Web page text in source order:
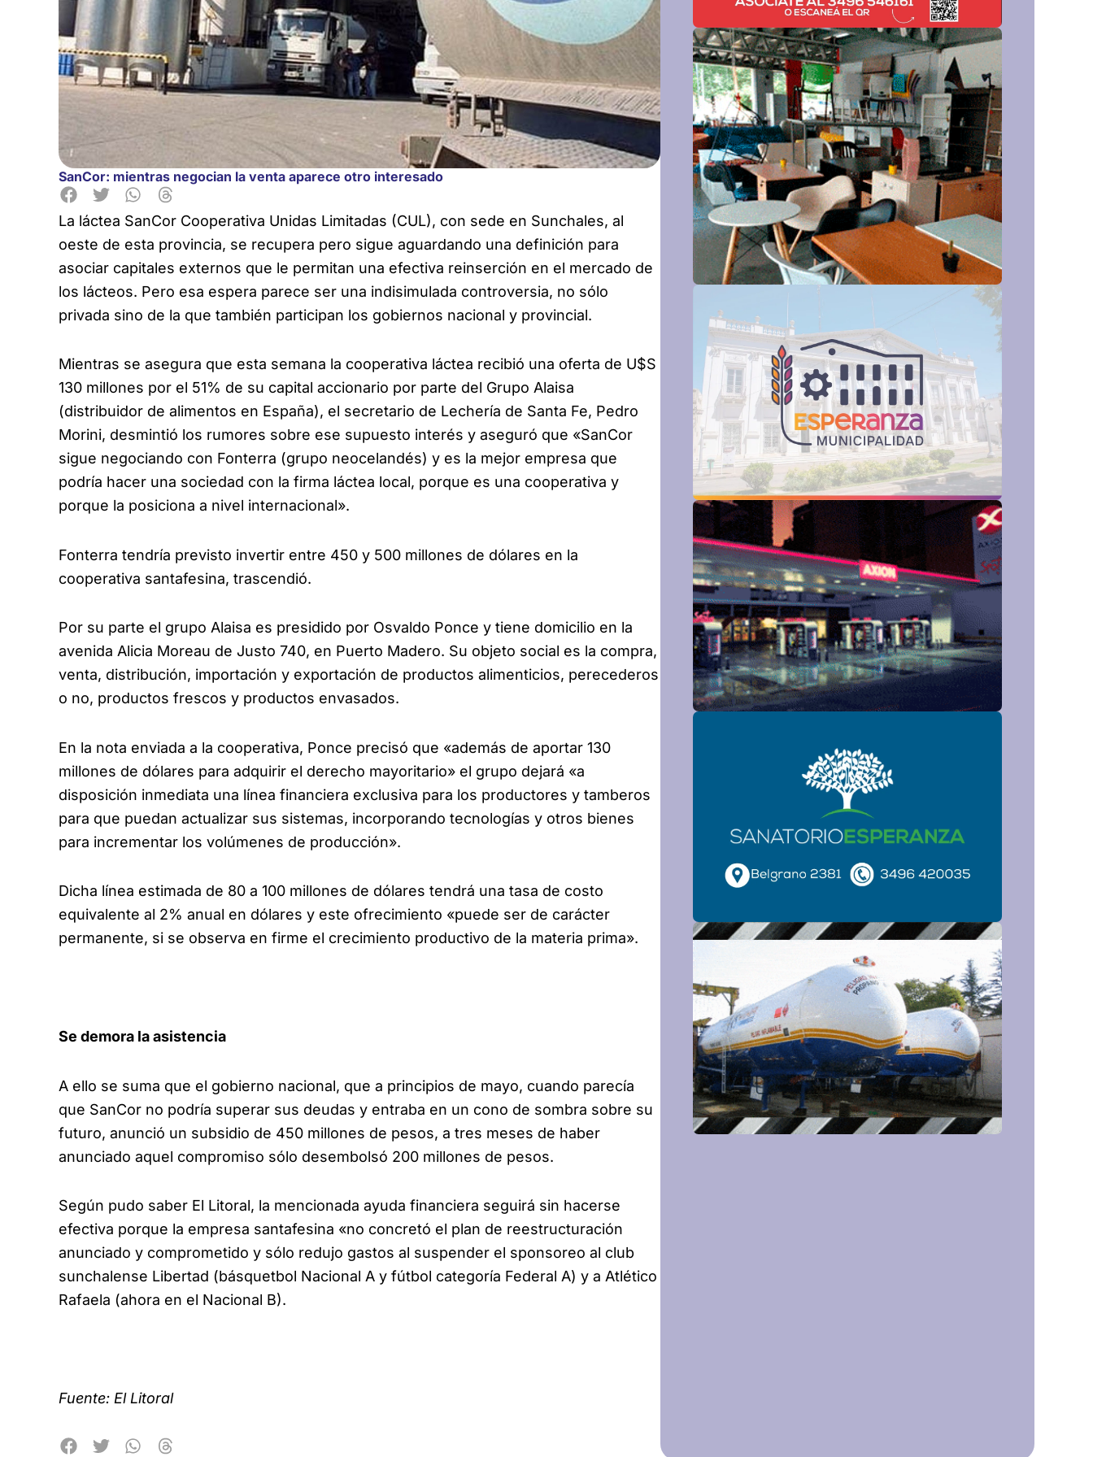
SanCor: mientras negocian la venta aparece otro interesado
La láctea SanCor Cooperativa Unidas Limitadas (CUL), con sede en Sunchales, al
oeste de esta provincia, se recupera pero sigue aguardando una definición para
asociar capitales externos que le permitan una efectiva reinserción en el mercado de
los lácteos. Pero esa espera parece ser una indisimulada controversia, no sólo
privada sino de la que también participan los gobiernos nacional y provincial.
Mientras se asegura que esta semana la cooperativa láctea recibió una oferta de U$S
130 millones por el 51% de su capital accionario por parte del Grupo Alaisa
(distribuidor de alimentos en España), el secretario de Lechería de Santa Fe, Pedro
Morini, desmintió los rumores sobre ese supuesto interés y aseguró que «SanCor
sigue negociando con Fonterra (grupo neocelandés) y es la mejor empresa que
podría hacer una sociedad con la firma láctea local, porque es una cooperativa y
porque la posiciona a nivel internacional».
Fonterra tendría previsto invertir entre 450 y 500 millones de dólares en la
cooperativa santafesina, trascendió.
Por su parte el grupo Alaisa es presidido por Osvaldo Ponce y tiene domicilio en la
avenida Alicia Moreau de Justo 740, en Puerto Madero. Su objeto social es la compra,
venta, distribución, importación y exportación de productos alimenticios, perecederos
o no, productos frescos y productos envasados.
En la nota enviada a la cooperativa, Ponce precisó que «además de aportar 130
millones de dólares para adquirir el derecho mayoritario» el grupo dejará «a
disposición inmediata una línea financiera exclusiva para los productores y tamberos
para que puedan actualizar sus sistemas, incorporando tecnologías y otros bienes
para incrementar los volúmenes de producción».
Dicha línea estimada de 80 a 100 millones de dólares tendrá una tasa de costo
equivalente al 2% anual en dólares y este ofrecimiento «puede ser de carácter
permanente, si se observa en firme el crecimiento productivo de la materia prima».
Se demora la asistencia
A ello se suma que el gobierno nacional, que a principios de mayo, cuando parecía
que SanCor no podría superar sus deudas y entraba en un cono de sombra sobre su
futuro, anunció un subsidio de 450 millones de pesos, a tres meses de haber
anunciado aquel compromiso sólo desembolsó 200 millones de pesos.
Según pudo saber El Litoral, la mencionada ayuda financiera seguirá sin hacerse
efectiva porque la empresa santafesina «no concretó el plan de reestructuración
anunciado y comprometido y sólo redujo gastos al suspender el sponsoreo al club
sunchalense Libertad (básquetbol Nacional A y fútbol categoría Federal A) y a Atlético
Rafaela (ahora en el Nacional B).
Fuente: El Litoral